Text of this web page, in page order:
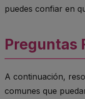
puedes confiar en
Preguntas
A continuación,
comunes que